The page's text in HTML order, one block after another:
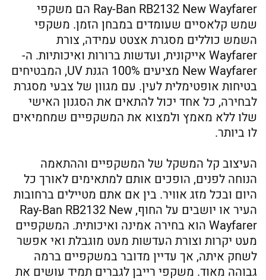
Ray-Ban RB2132 New Wayfarer הם משקפי
שמש קלאסיים שעומדים במבחן הזמן. משקפי
השמש כוללים מסגרת אצטט עמידה, צורת
Wayfarer אייקונית, ועדשות ברורות ואיכותיות. ה-
New Wayfarer מציעים 100% הגנת UV, המבטיחים
בטיחות אופטימלית לעין. עם מגוון של צבעי מסגרת
לבחירה, כל אחד יכול להתאים את הסגנון האישי
שלו ללא מאמץ ולמצוא את המשקפיים שמחמיאים
לו ביותר.
העיצוב קל המשקל של המשקפיים וההתאמה
הנוחה לפנים, הופכים אותם למתאימים לאורך כל
היום ובכל מזג אוויר. בין אם אתם מטיילים ברחובות
העיר או יושבים על החוף, Ray-Ban RB2132 New
Wayfarer הוא בחירה אמינה ואיכותית. המשקפיים
מעט יקרות וצורת העדשות מעט מוגבלת ואי אפשר
לשחק איתה, אך עדיין מדובר במשקפיים ברמה
גבוהה מאוד. משקפי רייבן לגברים תמיד עושים את